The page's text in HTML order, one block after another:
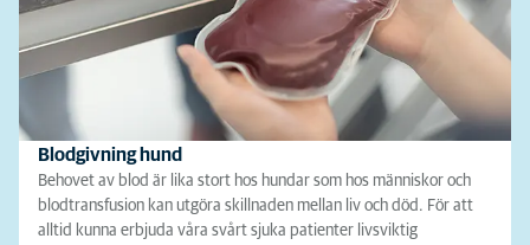
Blodgivning hund
Behovet av blod är lika stort hos hundar som hos människor och
blodtransfusion kan utgöra skillnaden mellan liv och död. För att
alltid kunna erbjuda våra svårt sjuka patienter livsviktig